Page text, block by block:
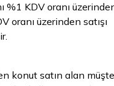
%1 KDV oranı
oranı üzerinden satışı
konut satın alan